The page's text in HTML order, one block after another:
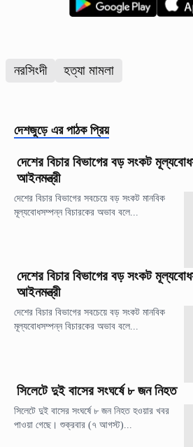
নরসিংদী হত্যা মামলা
দেশজুড়ে এর পাঠক প্রিয়
দেশের বিচার বিভাগের বড় সংকট
আইনমন্ত্রী
দেশের বিচার বিভাগের সবচেয়ে বড় সংকট মানবিক
মূল্যবোধসম্পন্ন বিচারকের অভাব বলে...
দেশের বিচার বিভাগের বড় সংকট
আইনমন্ত্রী
দেশের বিচার বিভাগের সবচেয়ে বড় সংকট মানবিক
মূল্যবোধসম্পন্ন বিচারকের অভাব বলে...
সিলেটে দুই বাসের সংঘর্ষে ৮ জন নিহত
সিলেটে দুই বাসের সংঘর্ষে ৮ জন নিহত হওয়ার খবর
পাওয়া গেছে। শুক্রবার (৭ আগস্ট)...